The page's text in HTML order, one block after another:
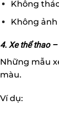
Không
Không
4. Xe thể thao
Những mẫu
màu.
Ví dụ: